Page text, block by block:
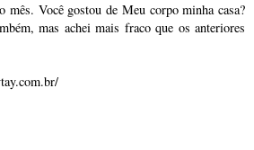
mês. Você gostou de Meu corpo minha casa?
mas achei mais fraco que os anteriores